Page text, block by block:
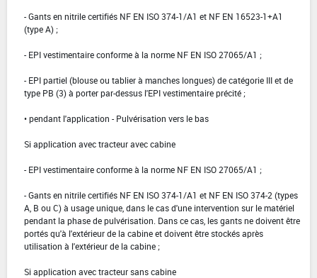
- Gants en nitrile certifiés NF EN ISO 374-1/A1 et NF EN 16523-1+A1
(type A) ;
- EPI vestimentaire conforme à la norme NF EN ISO 27065/A1 ;
- EPI partiel (blouse ou tablier à manches longues) de catégorie III et de
type PB (3) à porter par-dessus l'EPI vestimentaire précité ;
• pendant l'application - Pulvérisation vers le bas
Si application avec tracteur avec cabine
- EPI vestimentaire conforme à la norme NF EN ISO 27065/A1 ;
- Gants en nitrile certifiés NF EN ISO 374-1/A1 et NF EN ISO 374-2 (types
A, B ou C) à usage unique, dans le cas d'une intervention sur le matériel
pendant la phase de pulvérisation. Dans ce cas, les gants ne doivent être
portés qu'à l'extérieur de la cabine et doivent être stockés après
utilisation à l'extérieur de la cabine ;
Si application avec tracteur sans cabine